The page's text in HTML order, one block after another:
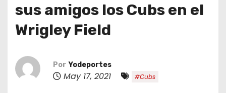
sus amigos los Cubs en el
Wrigley Field
Por Yodeportes
May 17, 2021 #Cubs